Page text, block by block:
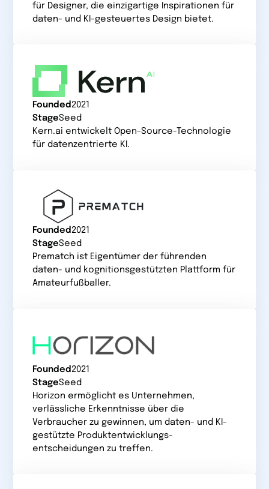
für Designer, die einzigartige Inspirationen für
daten- und KI-gesteuertes Design bietet.
Founded 2021
StageSeed
Kern.ai entwickelt Open-Source-Technologie
für datenzentrierte KI.
Founded 2021
StageSeed
Prematch ist Eigentümer der führenden
daten- und kognitionsgestützten Plattform für
Amateurfußballer.
Founded 2021
StageSeed
Horizon ermöglicht es Unternehmen,
verlässliche Erkenntnisse über die
Verbraucher zu gewinnen, um daten- und KI-
gestützte Produktentwicklungs-
entscheidungen zu treffen.